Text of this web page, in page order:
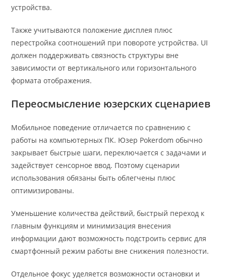
устройства.
Также учитываются положение дисплея плюс
перестройка соотношений при повороте устройства. UI
должен поддерживать связность структуры вне
зависимости от вертикального или горизонтального
формата отображения.
Переосмысление юзерских сценариев
Мобильное поведение отличается по сравнению с
работы на компьютерных ПК. Юзер Pokerdom обычно
закрывает быстрые шаги, переключается с задачами и
задействует сенсорное ввод. Поэтому сценарии
использования обязаны быть облегчены плюс
оптимизированы.
Уменьшение количества действий, быстрый переход к
главным функциям и минимизация внесения
информации дают возможность подстроить сервис для
смартфонный режим работы вне снижения полезности.
Отдельное фокус уделяется возможности остановки и